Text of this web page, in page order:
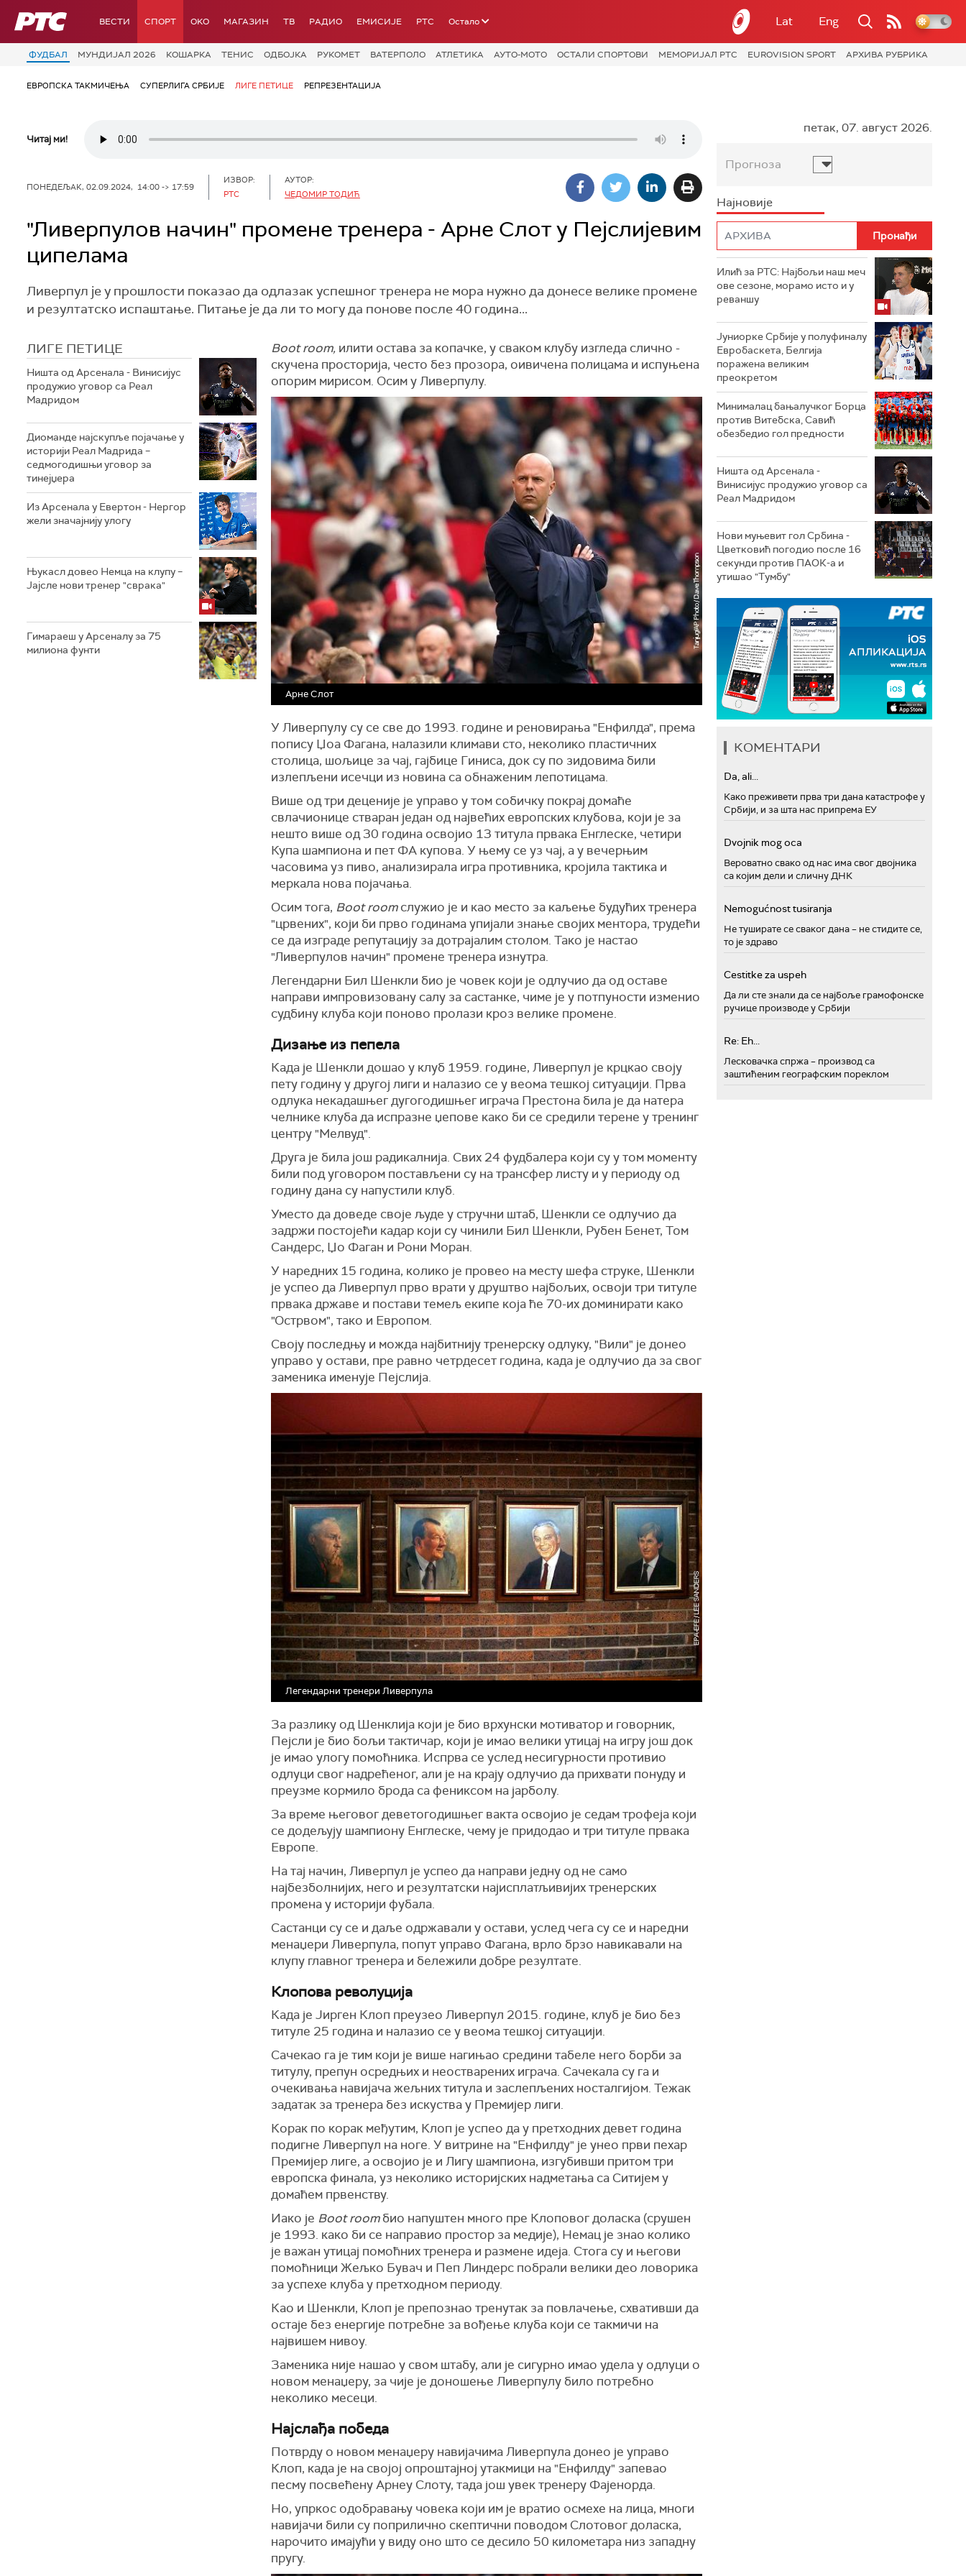
РТС ВЕСТИ СПОРТ OKO МАГАЗИН ТВ РАДИО ЕМИСИЈЕ РТС Остало Lat Eng
ФУДБАЛ МУНДИЈАЛ 2026 КОШАРКА ТЕНИС ОДБОЈКА РУКОМЕТ ВАТЕРПОЛО АТЛЕТИКА АУТО-МОТО ОСТАЛИ СПОРТОВИ МЕМОРИЈАЛ РТС EUROVISION SPORT АРХИВА РУБРИКА
ЕВРОПСКА ТАКМИЧЕЊА СУПЕРЛИГА СРБИЈЕ ЛИГЕ ПЕТИЦЕ РЕПРЕЗЕНТАЦИЈА
Читај ми!
ПОНЕДЕЉАК, 02.09.2024, 14:00 -> 17:59
ИЗВОР:
РТС
АУТОР:
ЧЕДОМИР ТОДИЋ
"Ливерпулов начин" промене тренера - Арне Слот у Пејслијевим
ципелама
Ливерпул је у прошлости показао да одлазак успешног тренера не мора нужно да донесе велике промене
и резултатско испаштање. Питање је да ли то могу да понове после 40 година...
ЛИГЕ ПЕТИЦЕ
Ништа од Арсенала - Винисијус
продужио уговор са Реал
Мадридом
Диоманде најскупље појачање у
историји Реал Мадрида –
седмогодишњи уговор за
тинејџера
Из Арсенала у Евертон - Нергор
жели значајнију улогу
Њукасл довео Немца на клупу –
Јајсле нови тренер "сврака"
Гимараеш у Арсеналу за 75
милиона фунти
Boot room, илити остава за копачке, у сваком клубу изгледа слично -
скучена просторија, често без прозора, оивичена полицама и испуњена
опорим мирисом. Осим у Ливерпулу.
Арне Слот
У Ливерпулу су се све до 1993. године и реновирања "Енфилда", према
попису Џоа Фагана, налазили климави сто, неколико пластичних
столица, шољице за чај, гајбице Гиниса, док су по зидовима били
излепљени исечци из новина са обнаженим лепотицама.
Више од три деценије је управо у том собичку покрај домаће
свлачионице стваран један од највећих европских клубова, који је за
нешто више од 30 година освојио 13 титула првака Енглеске, четири
Купа шампиона и пет ФА купова. У њему се уз чај, а у вечерњим
часовима уз пиво, анализирала игра противника, кројила тактика и
меркала нова појачања.
Осим тога, Boot roomслужио је и као место за каљење будућих тренера
"црвених", који би прво годинама упијали знање својих ментора, трудећи
се да изграде репутацију за дотрајалим столом. Тако је настао
"Ливерпулов начин" промене тренера изнутра.
Легендарни Бил Шенкли био је човек који је одлучио да од оставе
направи импровизовану салу за састанке, чиме је у потпуности изменио
судбину клуба који поново пролази кроз велике промене.
Дизање из пепела
Када је Шенкли дошао у клуб 1959. године, Ливерпул је крцкао своју
пету годину у другој лиги и налазио се у веома тешкој ситуацији. Прва
одлука некадашњег дугогодишњег играча Престона била је да натера
челнике клуба да испразне џепове како би се средили терене у тренинг
центру "Мелвуд".
Друга је била још радикалнија. Свих 24 фудбалера који су у том моменту
били под уговором постављени су на трансфер листу и у периоду од
годину дана су напустили клуб.
Уместо да доведе своје људе у стручни штаб, Шенкли се одлучио да
задржи постојећи кадар који су чинили Бил Шенкли, Рубен Бенет, Том
Сандерс, Џо Фаган и Рони Моран.
У наредних 15 година, колико је провео на месту шефа струке, Шенкли
је успео да Ливерпул прво врати у друштво најбољих, освоји три титуле
првака државе и постави темељ екипе која ће 70-их доминирати како
"Острвом", тако и Европом.
Своју последњу и можда најбитнију тренерску одлуку, "Вили" је донео
управо у остави, пре равно четрдесет година, када је одлучио да за свог
заменика именује Пејслија.
Легендарни тренери Ливерпула
За разлику од Шенклија који је био врхунски мотиватор и говорник,
Пејсли је био бољи тактичар, који је имао велики утицај на игру још док
је имао улогу помоћника. Испрва се услед несигурности противио
одлуци свог надрећеног, али је на крају одлучио да прихвати понуду и
преузме кормило брода са фениксом на јарболу.
За време његовог деветогодишњег вакта освојио је седам трофеја који
се додељују шампиону Енглеске, чему је придодао и три титуле првака
Европе.
На тај начин, Ливерпул је успео да направи једну од не само
најбезболнијих, него и резултатски најисплатљивијих тренерских
промена у историји фубала.
Састанци су се и даље одржавали у остави, услед чега су се и наредни
менаџери Ливерпула, попут управо Фагана, врло брзо навикавали на
клупу главног тренера и бележили добре резултате.
Клопова револуција
Када је Јирген Клоп преузео Ливерпул 2015. године, клуб је био без
титуле 25 година и налазио се у веома тешкој ситуацији.
Сачекао га је тим који је више нагињао средини табеле него борби за
титулу, препун осредњих и неостварених играча. Сачекала су га и
очекивања навијача жељних титула и заслепљених носталгијом. Тежак
задатак за тренера без искуства у Премијер лиги.
Корак по корак међутим, Клоп је успео да у претходних девет година
подигне Ливерпул на ноге. У витрине на "Енфилду" је унео први пехар
Премијер лиге, а освојио је и Лигу шампиона, изгубивши притом три
европска финала, уз неколико историјских надметања са Ситијем у
домаћем првенству.
Иако је Boot roomбио напуштен много пре Клоповог доласка (срушен
је 1993. како би се направио простор за медије), Немац је знао колико
је важан утицај помоћних тренера и размене идеја. Стога су и његови
помоћници Жељко Бувач и Пеп Линдерс побрали велики део ловорика
за успехе клуба у претходном периоду.
Као и Шенкли, Клоп је препознао тренутак за повлачење, схвативши да
остаје без енергије потребне за вођење клуба који се такмичи на
највишем нивоу.
Заменика није нашао у свом штабу, али је сигурно имао удела у одлуци о
новом менаџеру, за чије је доношење Ливерпулу било потребно
неколико месеци.
Најслађа победа
Потврду о новом менаџеру навијачима Ливерпула донео је управо
Клоп, када је на својој опроштајној утакмици на "Енфилду" запевао
песму посвећену Арнеу Слоту, тада још увек тренеру Фајенорда.
Но, упркос одобравању човека који им је вратио осмехе на лица, многи
навијачи били су поприлично скептични поводом Слотовог доласка,
нарочито имајући у виду оно што се десило 50 километара низ западну
пругу.
петак, 07. август 2026.
Прогноза
Најновије
Илић за РТС: Најбољи наш меч
ове сезоне, морамо исто и у
реваншу
Јуниорке Србије у полуфиналу
Евробаскета, Белгија
поражена великим
преокретом
Минималац бањалучког Борца
против Витебска, Савић
обезбедио гол предности
Ништа од Арсенала -
Винисијус продужио уговор са
Реал Мадридом
Нови муњевит гол Србина -
Цветковић погодио после 16
секунди против ПАОК-а и
утишао "Тумбу"
КОМЕНТАРИ
Da, ali...
Како преживети прва три дана катастрофе у
Србији, и за шта нас припрема ЕУ
Dvojnik mog oca
Вероватно свако од нас има свог двојника
са којим дели и сличну ДНК
Nemogućnost tusiranja
Не туширате се сваког дана – не стидите се,
то је здраво
Cestitke za uspeh
Да ли сте знали да се најбоље грамофонске
ручице производе у Србији
Re: Eh...
Лесковачка спржа – производ са
заштићеним географским пореклом